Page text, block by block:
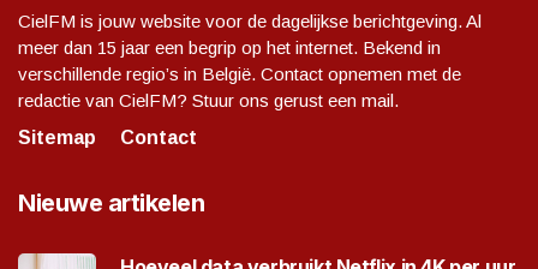
CielFM is jouw website voor de dagelijkse berichtgeving. Al
meer dan 15 jaar een begrip op het internet. Bekend in
verschillende regio’s in België. Contact opnemen met de
redactie van CielFM? Stuur ons gerust een mail.
Sitemap
Contact
Nieuwe artikelen